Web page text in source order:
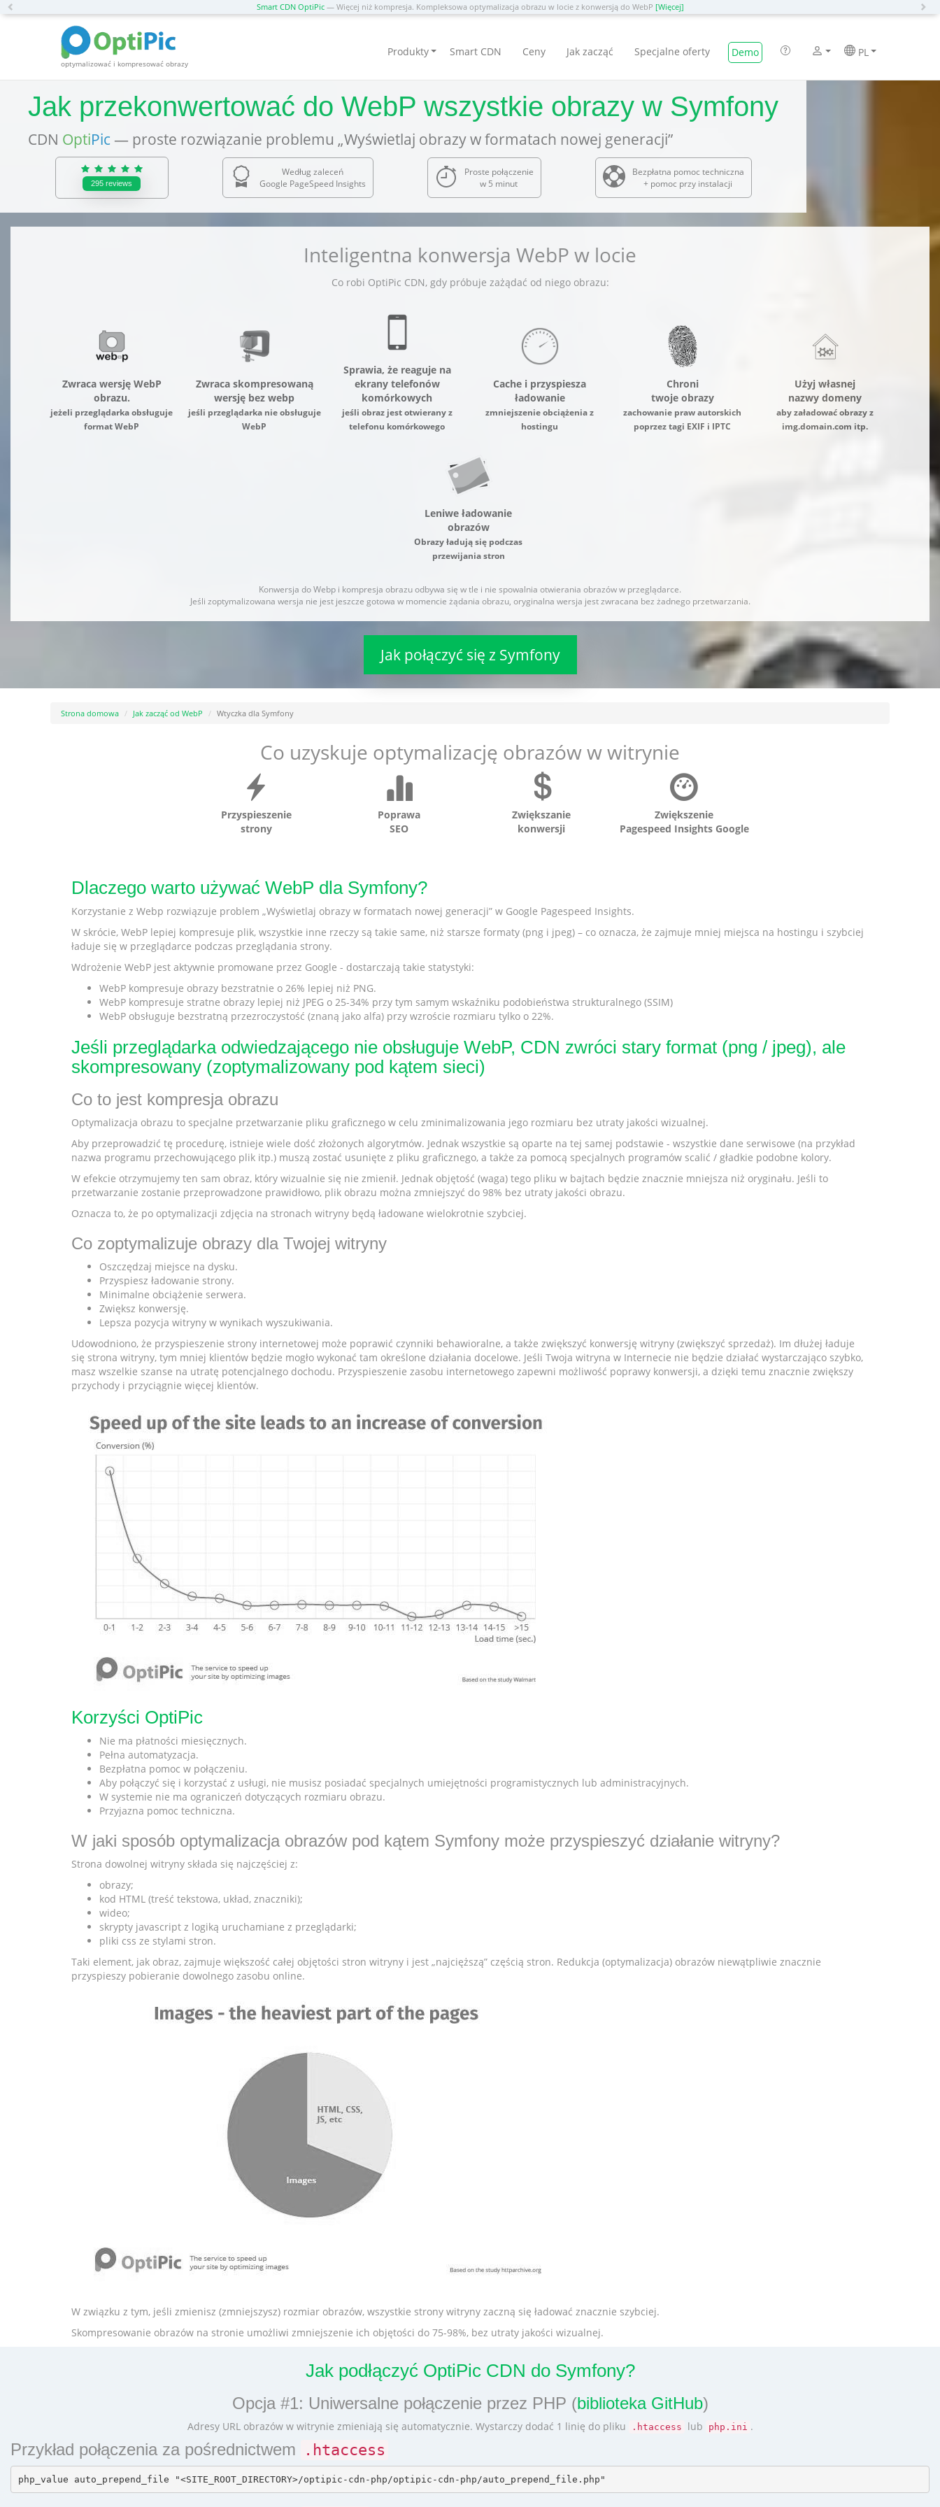
Smart CDN OptiPic— Więcej niż kompresja. Kompleksowa optymalizacja obrazu w locie z konwersją do WebP [Więcej]
optymalizować i kompresować obrazy
Produkty Smart CDN Ceny Jak zacząć Specjalne oferty Demo PL
Jak przekonwertować do WebP wszystkie obrazy w Symfony
CDN OptiPic — proste rozwiązanie problemu „Wyświetlaj obrazy w formatach nowej generacji”
295 reviews
Według zaleceń
Google PageSpeed Insights
Proste połączenie
w 5 minut
Bezpłatna pomoc techniczna
+ pomoc przy instalacji
Inteligentna konwersja WebP w locie
Co robi OptiPic CDN, gdy próbuje zażądać od niego obrazu:
Zwraca wersję WebP
obrazu.
jeżeli przeglądarka obsługuje
format WebP
Zwraca skompresowaną
wersję bez webp
jeśli przeglądarka nie obsługuje
WebP
Sprawia, że reaguje na
ekrany telefonów
komórkowych
jeśli obraz jest otwierany z
telefonu komórkowego
Cache i przyspiesza
ładowanie
zmniejszenie obciążenia z
hostingu
Chroni
twoje obrazy
zachowanie praw autorskich
poprzez tagi EXIF i IPTC
Użyj własnej
nazwy domeny
aby załadować obrazy z
img.domain.com itp.
Leniwe ładowanie
obrazów
Obrazy ładują się podczas
przewijania stron
Konwersja do Webp i kompresja obrazu odbywa się w tle i nie spowalnia otwierania obrazów w przeglądarce.
Jeśli zoptymalizowana wersja nie jest jeszcze gotowa w momencie żądania obrazu, oryginalna wersja jest zwracana bez żadnego przetwarzania.
Jak połączyć się z Symfony
Strona domowa Jak zacząć od WebP Wtyczka dla Symfony
Co uzyskuje optymalizację obrazów w witrynie
Przyspieszenie
strony
Poprawa
SEO
Zwiększanie
konwersji
Zwiększenie
Pagespeed Insights Google
Dlaczego warto używać WebP dla Symfony?
Korzystanie z Webp rozwiązuje problem „Wyświetlaj obrazy w formatach nowej generacji” w Google Pagespeed Insights.
W skrócie, WebP lepiej kompresuje plik, wszystkie inne rzeczy są takie same, niż starsze formaty (png i jpeg) – co oznacza, że zajmuje mniej miejsca na hostingu i szybciej
ładuje się w przeglądarce podczas przeglądania strony.
Wdrożenie WebP jest aktywnie promowane przez Google - dostarczają takie statystyki:
WebP kompresuje obrazy bezstratnie o 26% lepiej niż PNG.
WebP kompresuje stratne obrazy lepiej niż JPEG o 25-34% przy tym samym wskaźniku podobieństwa strukturalnego (SSIM)
WebP obsługuje bezstratną przezroczystość (znaną jako alfa) przy wzroście rozmiaru tylko o 22%.
Jeśli przeglądarka odwiedzającego nie obsługuje WebP, CDN zwróci stary format (png / jpeg), ale
skompresowany (zoptymalizowany pod kątem sieci)
Co to jest kompresja obrazu
Optymalizacja obrazu to specjalne przetwarzanie pliku graficznego w celu zminimalizowania jego rozmiaru bez utraty jakości wizualnej.
Aby przeprowadzić tę procedurę, istnieje wiele dość złożonych algorytmów. Jednak wszystkie są oparte na tej samej podstawie - wszystkie dane serwisowe (na przykład
nazwa programu przechowującego plik itp.) muszą zostać usunięte z pliku graficznego, a także za pomocą specjalnych programów scalić / gładkie podobne kolory.
W efekcie otrzymujemy ten sam obraz, który wizualnie się nie zmienił. Jednak objętość (waga) tego pliku w bajtach będzie znacznie mniejsza niż oryginału. Jeśli to
przetwarzanie zostanie przeprowadzone prawidłowo, plik obrazu można zmniejszyć do 98% bez utraty jakości obrazu.
Oznacza to, że po optymalizacji zdjęcia na stronach witryny będą ładowane wielokrotnie szybciej.
Co zoptymalizuje obrazy dla Twojej witryny
Oszczędzaj miejsce na dysku.
Przyspiesz ładowanie strony.
Minimalne obciążenie serwera.
Zwiększ konwersję.
Lepsza pozycja witryny w wynikach wyszukiwania.
Udowodniono, że przyspieszenie strony internetowej może poprawić czynniki behawioralne, a także zwiększyć konwersję witryny (zwiększyć sprzedaż). Im dłużej ładuje
się strona witryny, tym mniej klientów będzie mogło wykonać tam określone działania docelowe. Jeśli Twoja witryna w Internecie nie będzie działać wystarczająco szybko,
masz wszelkie szanse na utratę potencjalnego dochodu. Przyspieszenie zasobu internetowego zapewni możliwość poprawy konwersji, a dzięki temu znacznie zwiększy
przychody i przyciągnie więcej klientów.
Korzyści OptiPic
Nie ma płatności miesięcznych.
Pełna automatyzacja.
Bezpłatna pomoc w połączeniu.
Aby połączyć się i korzystać z usługi, nie musisz posiadać specjalnych umiejętności programistycznych lub administracyjnych.
W systemie nie ma ograniczeń dotyczących rozmiaru obrazu.
Przyjazna pomoc techniczna.
W jaki sposób optymalizacja obrazów pod kątem Symfony może przyspieszyć działanie witryny?
Strona dowolnej witryny składa się najczęściej z:
obrazy;
kod HTML (treść tekstowa, układ, znaczniki);
wideo;
skrypty javascript z logiką uruchamiane z przeglądarki;
pliki css ze stylami stron.
Taki element, jak obraz, zajmuje większość całej objętości stron witryny i jest „najcięższą” częścią stron. Redukcja (optymalizacja) obrazów niewątpliwie znacznie
przyspieszy pobieranie dowolnego zasobu online.
W związku z tym, jeśli zmienisz (zmniejszysz) rozmiar obrazów, wszystkie strony witryny zaczną się ładować znacznie szybciej.
Skompresowanie obrazów na stronie umożliwi zmniejszenie ich objętości do 75-98%, bez utraty jakości wizualnej.
Jak podłączyć OptiPic CDN do Symfony?
Opcja #1: Uniwersalne połączenie przez PHP (biblioteka GitHub)
Adresy URL obrazów w witrynie zmieniają się automatycznie. Wystarczy dodać 1 linię do pliku .htaccess lub php.ini .
Przykład połączenia za pośrednictwem .htaccess